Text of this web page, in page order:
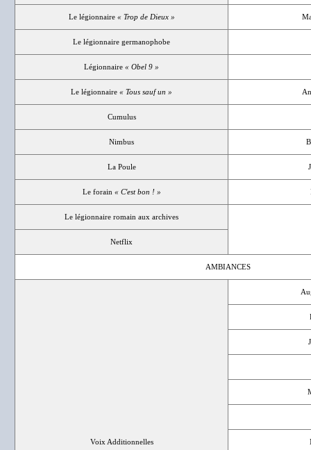
Le légionnaire « Trop de Dieux »
Le légionnaire germanophobe
Légionnaire « Obel 9 »
Le légionnaire « Tous sauf un »
Cumulus
Nimbus
La Poule
Le forain « C'est bon ! »
Le légionnaire romain aux archives
Netflix
AMBIANCES
Voix Additionnelles